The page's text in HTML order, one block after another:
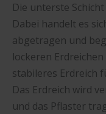
Die unterste
Dabei handelt es
abgetragen und
lockeren
stabileres Erdreich
Das Erdreich wird
und das Pflaster